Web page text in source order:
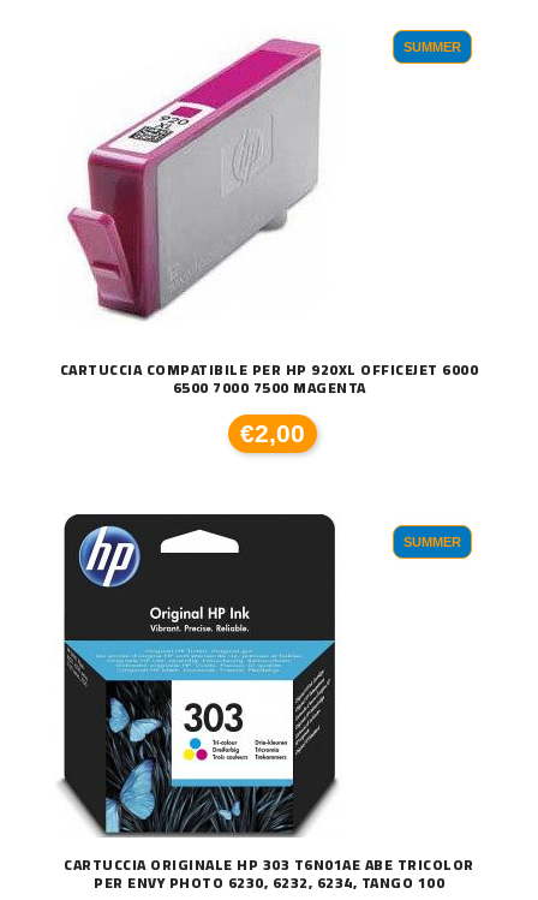
SUMMER
CARTUCCIA COMPATIBILE PER HP 920XL OFFICEJET 6000
6500 7000 7500 MAGENTA
€2,00
SUMMER
CARTUCCIA ORIGINALE HP 303 T6N01AE ABE TRICOLOR
PER ENVY PHOTO 6230, 6232, 6234, TANGO 100